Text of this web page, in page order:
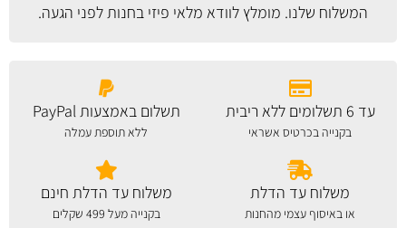
המשלוח שלנו. מומלץ לוודא מלאי פיזי בחנות לפני הגעה.
עד 6 תשלומים ללא ריבית
בקנייה בכרטיס אשראי
תשלום באמצעות PayPal
ללא תוספת עמלה
משלוח עד הדלת
או באיסוף עצמי מהחנות
משלוח עד הדלת חינם
בקנייה מעל 499 שקלים